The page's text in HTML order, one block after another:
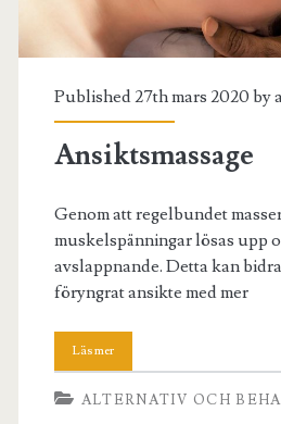
Published 27th mars 2020 by
Ansiktsmassage
Genom att regelbundet
muskelspänningar lösas upp
avslappnande. Detta kan
föryngrat ansikte med mer
ALTERNATIV OCH